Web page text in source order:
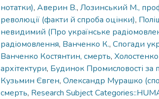
нотатки), Аверин В., Лозинський М.,
революції (факти й спроба оцінки),
невидимий (Про українське
радіомовлення, Ванченко К., Спогади
Ванченко Костянтин, смерть,
архітектури, Будинок Промисловості за
Кузьмин Євген, Олександр Мурашко
смерть, Research Subject